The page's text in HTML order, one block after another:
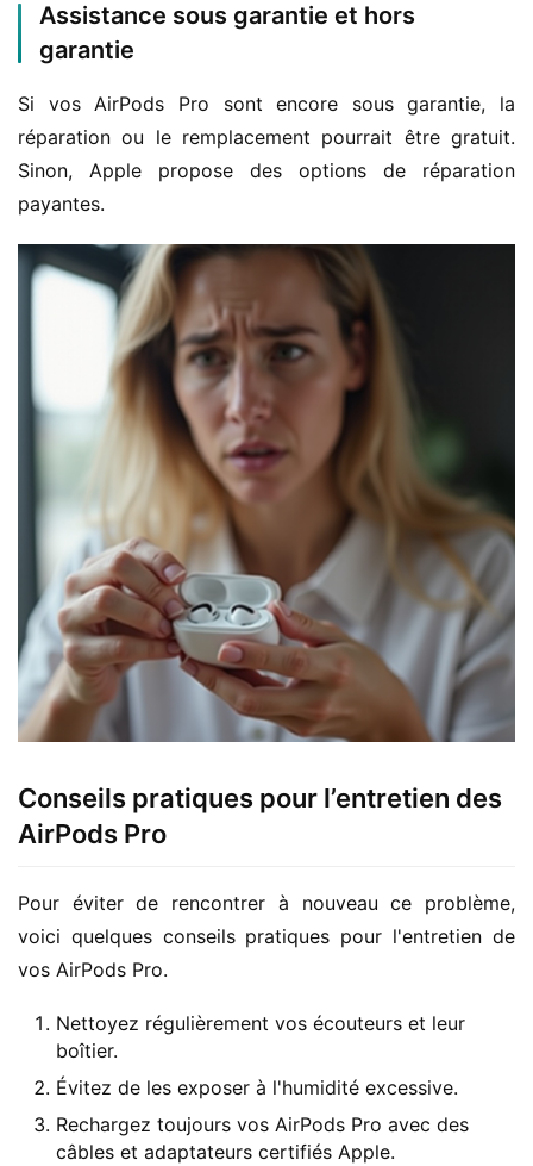
Assistance sous garantie et hors
garantie
Si vos AirPods Pro sont encore sous garantie, la
réparation ou le remplacement pourrait être gratuit.
Sinon, Apple propose des options de réparation
payantes.
Conseils pratiques pour l’entretien des
AirPods Pro
Pour éviter de rencontrer à nouveau ce problème,
voici quelques conseils pratiques pour l'entretien de
vos AirPods Pro.
Nettoyez régulièrement vos écouteurs et leur
boîtier.
Évitez de les exposer à l'humidité excessive.
Rechargez toujours vos AirPods Pro avec des
câbles et adaptateurs certifiés Apple.